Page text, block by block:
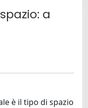
a
è il tipo di spazio